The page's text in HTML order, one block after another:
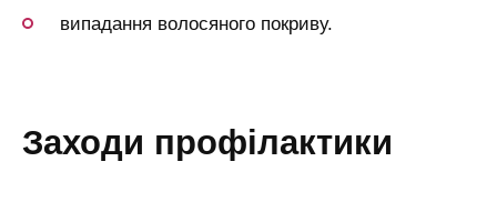
випадання волосяного покриву.
заходи профілактики